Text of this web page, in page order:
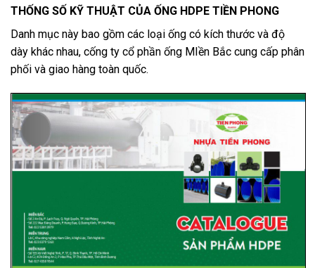
THỐNG SỐ KỸ THUẬT CỦA ỐNG HDPE TIỀN PHONG
Danh mục này bao gồm các loại ống có kích thước và độ
dày khác nhau, cống ty cổ phần ống MIền Bắc cung cấp phân
phối và giao hàng toàn quốc.